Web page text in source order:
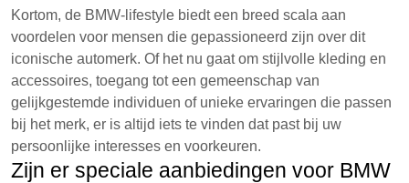
Kortom, de BMW-lifestyle biedt een breed scala aan
voordelen voor mensen die gepassioneerd zijn over dit
iconische automerk. Of het nu gaat om stijlvolle kleding en
accessoires, toegang tot een gemeenschap van
gelijkgestemde individuen of unieke ervaringen die passen
bij het merk, er is altijd iets te vinden dat past bij uw
persoonlijke interesses en voorkeuren.
Zijn er speciale aanbiedingen voor BMW